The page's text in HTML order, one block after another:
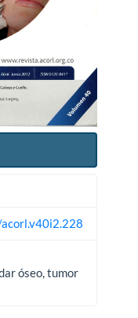
óseo, tumor